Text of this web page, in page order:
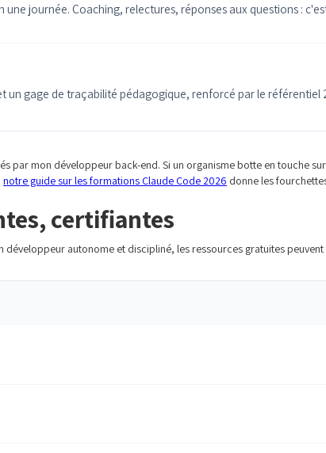
journée. Coaching, relectures, réponses aux questions :
un gage de traçabilité pédagogique, renforcé par le référentiel
par mon développeur back-end. Si un organisme botte en touche
notre guide sur les formations Claude Code 2026 donne les
certifiantes
autonome et discipliné, les ressources gratuites